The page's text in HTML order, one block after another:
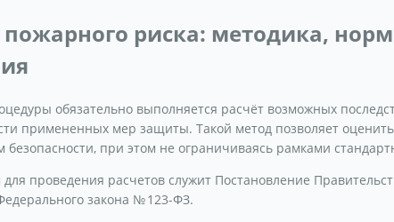
пожарного риска: методика,
обязательно выполняется расчёт возможных
примененных мер защиты. Такой метод позволяет
безопасности, при этом не ограничиваясь рамками
проведения расчетов служит Постановление
закона № 123-ФЗ.